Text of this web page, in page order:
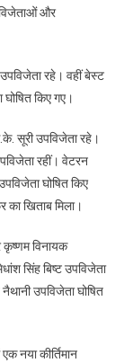
टूर्नामेंट
समर्थ
जैन
ओवरऑल
चैंपियन
विजेताओं और
रहे। वहीं बेस्ट
किए गए।
सूरी उपविजेता रहे।
रहीं। वेटरन
घोषित किए
का खिताब मिला।
कृष्णम विनायक
सिंह बिष्ट उपविजेता
उपविजेता घोषित
नया कीर्तिमान